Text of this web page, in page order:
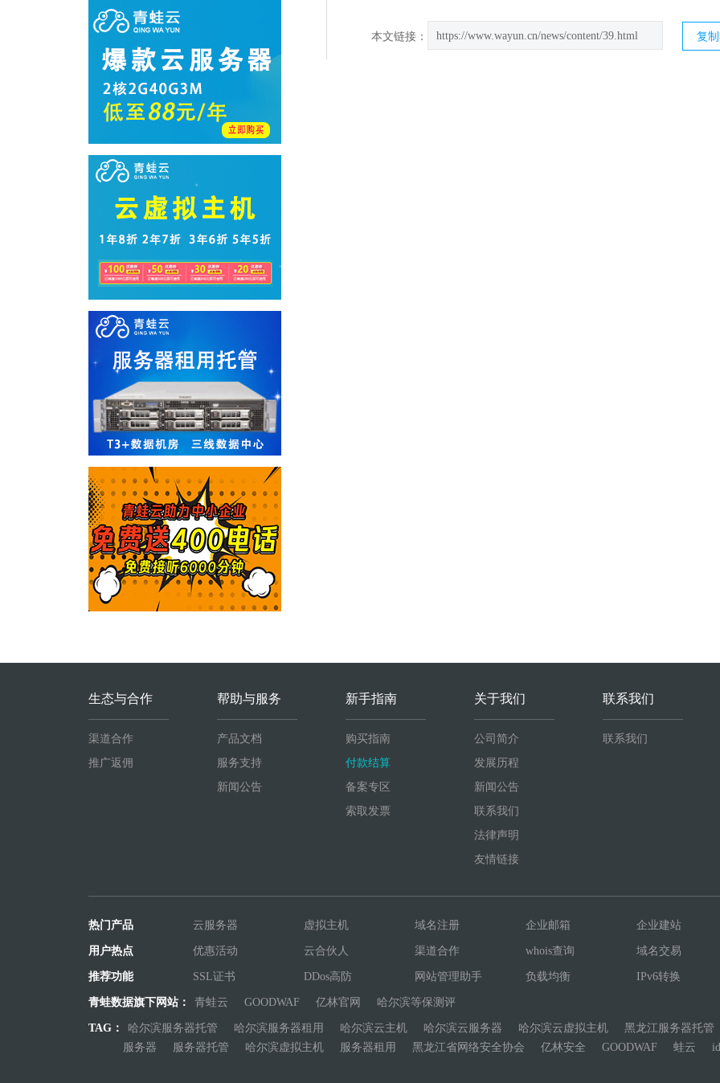
本文链接： https://www.wayun.cn/news/content/39.html 复
生态与合作
渠道合作
推广返佣
帮助与服务
产品文档
服务支持
新闻公告
新手指南
购买指南
付款结算
备案专区
索取发票
关于我们
公司简介
发展历程
新闻公告
联系我们
法律声明
友情链接
联系我们
联系我们
热门产品 云服务器 虚拟主机 域名注册 企业邮箱 企业建站
用户热点 优惠活动 云合伙人 渠道合作 whois查询 域名交易
推荐功能 SSL证书 DDos高防 网站管理助手 负载均衡 IPv6转换
青蛙数据旗下网站： 青蛙云 GOODWAF 亿林官网 哈尔滨等保测评
TAG： 哈尔滨服务器托管 哈尔滨服务器租用 哈尔滨云主机 哈尔滨云服务器 哈尔滨云虚拟主机
黑龙江服务器托管
服务器
服务器托管 哈尔滨虚拟主机 服务器租用 黑龙江省网络安全协会 亿林安全 GOODWAF 蛙云